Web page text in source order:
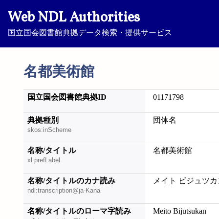
Web NDL Authorities
国立国会図書館典拠データ検索・提供サービス
名都美術館
国立国会図書館典拠ID 01171798
典拠種別
skos:inScheme
団体名
名称/タイトル
xl:prefLabel
名都美術館
名称/タイトルのカナ読み
ndl:transcription@ja-Kana
メイト ビジュツ
名称/タイトルのローマ字読み Meito Bijutsukan